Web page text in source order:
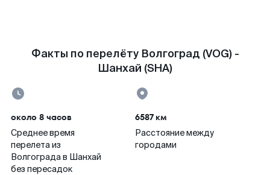
Факты по перелёту Волгоград (VOG) -
Шанхай (SHA)
около 8 часов
Среднее время
перелета из
Волгограда в Шанхай
без пересадок
6587 км
Расстояние между
городами